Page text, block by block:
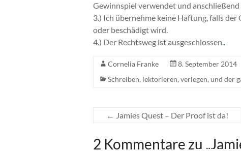
Gewinnspiel verwendet und anschließend
3.) Ich übernehme keine Haftung, falls
oder beschädigt wird.
4.) Der Rechtsweg ist ausgeschlossen..
Cornelia Franke
8. September 2014
Schreiben, lektorieren, verlegen, und der
← Jamies Quest – Der Proof ist da!
2 Kommentare zu „